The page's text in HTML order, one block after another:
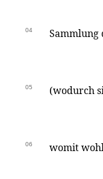
04
05 (wodurch
06 womit